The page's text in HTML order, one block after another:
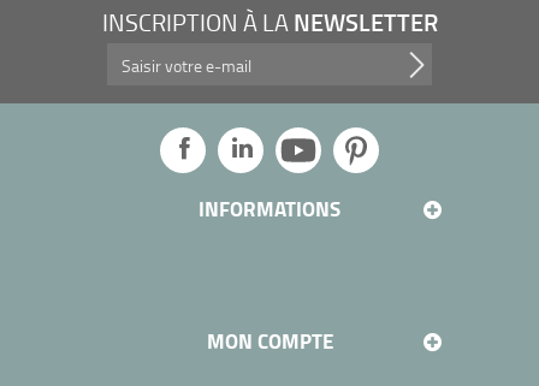
INSCRIPTION À LANEWSLETTER
Profitez de nos promotions, et plus encore...
INFORMATIONS
MON COMPTE